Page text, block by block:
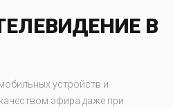
В
устройств и
эфира даже при